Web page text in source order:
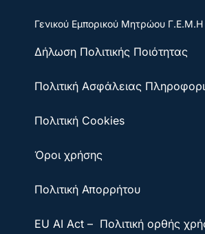
Γενικού Εμπορικού Μητρώου Γ.Ε.Μ.Η
Δήλωση Πολιτικής Ποιότητας
Πολιτική Ασφάλειας
Πολιτική Cookies
Όροι χρήσης
Πολιτική Απορρήτου
EU AI Act – Πολιτική ορθής